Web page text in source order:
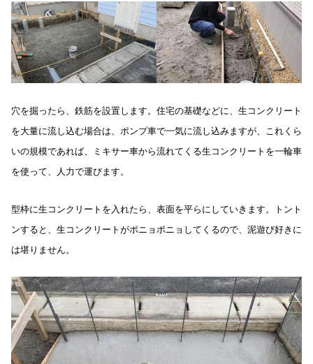
穴を掘ったら、鉄筋を設置します。住宅の基礎などに、生コンクリート
を大量に流し込む場合は、ポンプ車で一気に流し込みますが、これくら
いの規模であれば、ミキサー車から流れてくる生コンクリートを一輪車
を使って、人力で運びます。
型枠に生コンクリートを入れたら、表面を平らにしていきます。トント
ンすると、生コンクリートがポニョポニョしてくるので、泥遊び好きに
は堪りません。